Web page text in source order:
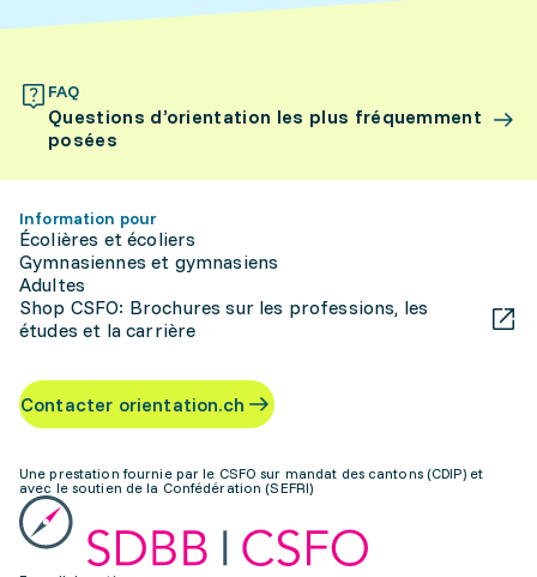
FAQ
Questions d’orientation les plus fréquemment
posées
Information pour
Écolières et écoliers
Gymnasiennes et gymnasiens
Adultes
Shop CSFO: Brochures sur les professions, les
études et la carrière
Contacter orientation.ch
Une prestation fournie par le CSFO sur mandat des cantons (CDIP) et
avec le soutien de la Confédération (SEFRI)